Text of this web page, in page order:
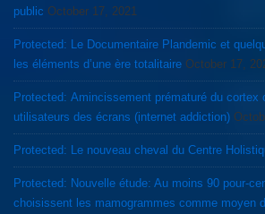
public October 17, 2021
Protected: Le Documentaire Plandemic et
les éléments d’une ère totalitaire October 17,
Protected: Amincissement prématuré du cortex chez les grands
utilisateurs des écrans (internet addiction)
Protected: Le nouveau cheval du Centre
Protected: Nouvelle étude: Au moins 90 pour-
choisissent les mamogrammes comme moyen